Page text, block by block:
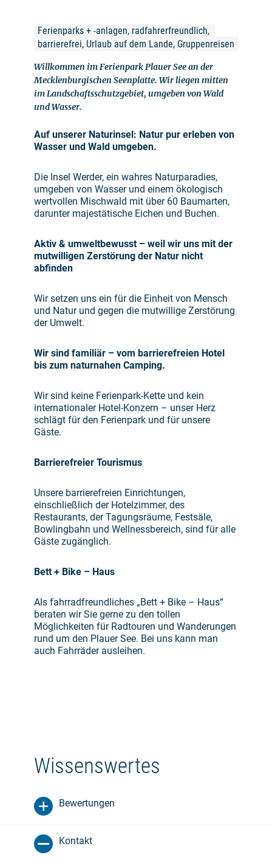
Ferienparks + -anlagen, radfahrerfreundlich,
barrierefrei, Urlaub auf dem Lande, Gruppenreisen
Willkommen im Ferienpark Plauer See an der
Mecklenburgischen Seenplatte. Wir liegen mitten
im Landschaftsschutzgebiet, umgeben von Wald
und Wasser.
Auf unserer Naturinsel: Natur pur erleben von
Wasser und Wald umgeben.
Die Insel Werder, ein wahres Naturparadies,
umgeben von Wasser und einem ökologisch
wertvollen Mischwald mit über 60 Baumarten,
darunter majestätische Eichen und Buchen.
Aktiv & umweltbewusst – weil wir uns mit der
mutwilligen Zerstörung der Natur nicht
abfinden
Wir setzen uns ein für die Einheit von Mensch
und Natur und gegen die mutwillige Zerstörung
der Umwelt.
Wir sind familiär – vom barrierefreien Hotel
bis zum naturnahen Camping.
Wir sind keine Ferienpark-Kette und kein
internationaler Hotel-Konzern – unser Herz
schlägt für den Ferienpark und für unsere
Gäste.
Barrierefreier Tourismus
Unsere barrierefreien Einrichtungen,
einschließlich der Hotelzimmer, des
Restaurants, der Tagungsräume, Festsäle,
Bowlingbahn und Wellnessbereich, sind für alle
Gäste zugänglich.
Bett + Bike – Haus
Als fahrradfreundliches „Bett + Bike – Haus“
beraten wir Sie gerne zu den tollen
Möglichkeiten für Radtouren und Wanderungen
rund um den Plauer See. Bei uns kann man
auch Fahrräder ausleihen.
Wissenswertes
Bewertungen
Kontakt